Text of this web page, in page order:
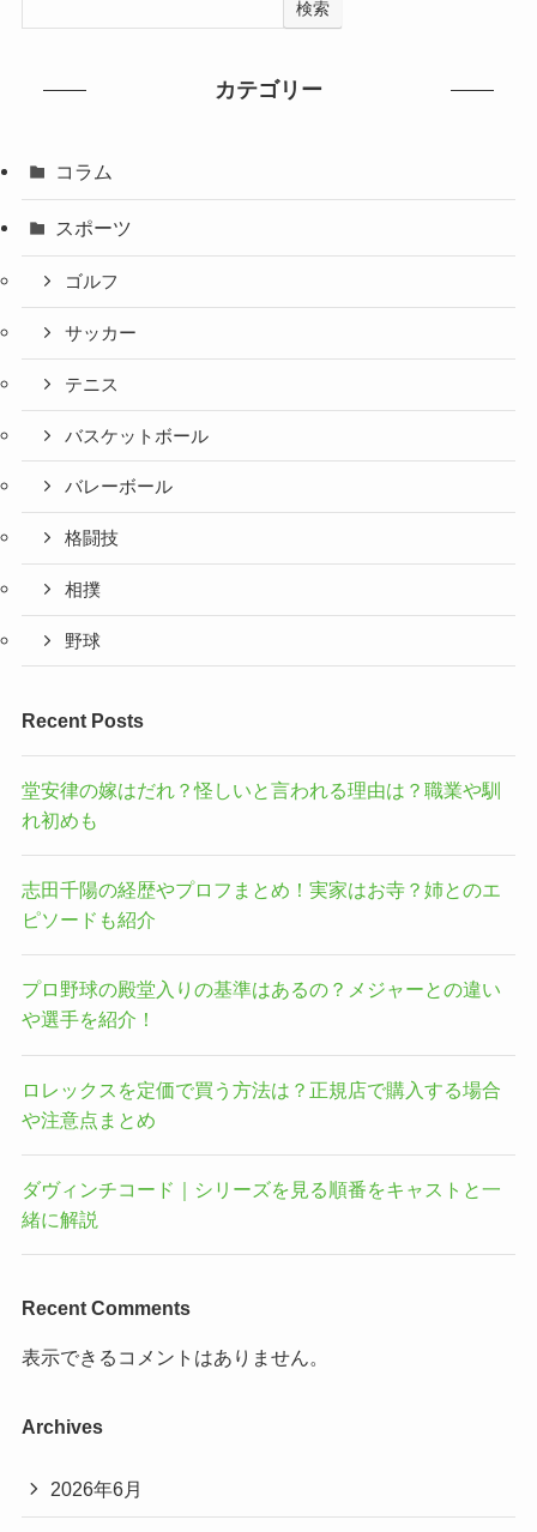
検索
カテゴリー
コラム
スポーツ
ゴルフ
サッカー
テニス
バスケットボール
バレーボール
格闘技
相撲
野球
Recent Posts
堂安律の嫁はだれ？怪しいと言われる理由は？職業や馴
れ初めも
志田千陽の経歴やプロフまとめ！実家はお寺？姉とのエ
ピソードも紹介
プロ野球の殿堂入りの基準はあるの？メジャーとの違い
や選手を紹介！
ロレックスを定価で買う方法は？正規店で購入する場合
や注意点まとめ
ダヴィンチコード｜シリーズを見る順番をキャストと一
緒に解説
Recent Comments
表示できるコメントはありません。
Archives
2026年6月